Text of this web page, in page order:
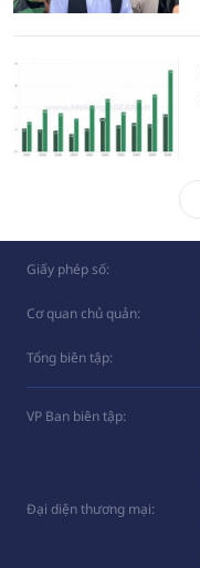
Giấy phép số:
Cơ quan chủ quản:
Tổng biên tập:
VP Ban biên tập:
Đại diện thương mại: